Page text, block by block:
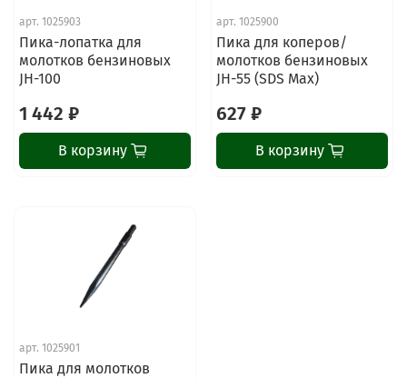
арт. 1025903
Пика-лопатка для
молотков бензиновых
JH-100
1 442 ₽
В корзину
арт. 1025900
Пика для коперов/
молотков бензиновых
JH-55 (SDS Max)
627 ₽
В корзину
арт. 1025901
Пика для молотков
ChatApp
online
Наши мессенджеры
мессенджер!